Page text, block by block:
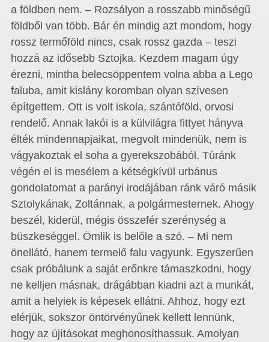
a földben nem. – Rozsályon a rosszabb minőségű
földből van több. Bár én mindig azt mondom, hogy
rossz termőföld nincs, csak rossz gazda – teszi
hozzá az idősebb Sztojka. Kezdem magam úgy
érezni, mintha belecsöppentem volna abba a Lego
faluba, amit kislány koromban olyan szívesen
építgettem. Ott is volt iskola, szántóföld, orvosi
rendelő. Annak lakói is a külvilágra fittyet hányva
élték mindennapjaikat, megvolt mindenük, nem is
vágyakoztak el soha a gyerekszobából. Túránk
végén el is mesélem a kétségkívül urbánus
gondolatomat a parányi irodájában ránk váró másik
Sztolykának, Zoltánnak, a polgármesternek. Ahogy
beszél, kiderül, mégis összefér szerénység a
büszkeséggel. Ömlik is belőle a szó. – Mi nem
önellátó, hanem termelő falu vagyunk. Egyszerűen
csak próbálunk a saját erőnkre támaszkodni, hogy
ne kelljen másnak, drágábban kiadni azt a munkát,
amit a helyiek is képesek ellátni. Ahhoz, hogy ezt
elérjük, sokszor öntörvényűnek kellett lennünk,
hogy az újításokat meghonosíthassuk. Amolyan